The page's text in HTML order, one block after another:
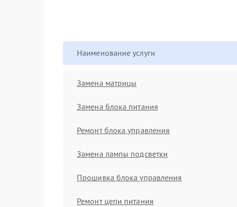
Наименование услуги
Замена матрицы
Замена блока питания
Ремонт блока управления
Замена лампы подсветки
Прошивка блока управления
Ремонт цепи питания